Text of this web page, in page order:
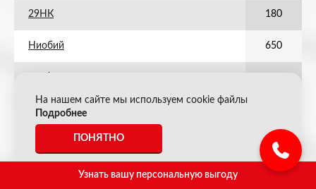
29НК 180
Ниобий 650
Феррованнадий ФВД 80 (FeV сплав)
Ферромолибден ФМО-50 1550
Молибден 80% 1900
На нашем сайте мы используем cookie файлы
Подробнее
ПОНЯТНО
Узнать вашу персональную выгоду